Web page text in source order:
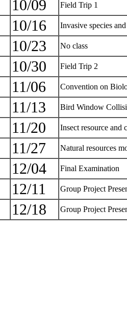
10/09 Field Trip 1
10/16 Invasive species
10/23 No class
10/30 Field Trip 2
11/06 Convention on
11/13 Bird Window
11/20 Insect resource and
11/27 Natural resources
12/04 Final Examination
12/11 Group Project
12/18 Group Project